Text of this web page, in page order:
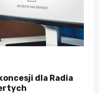
dla Radia